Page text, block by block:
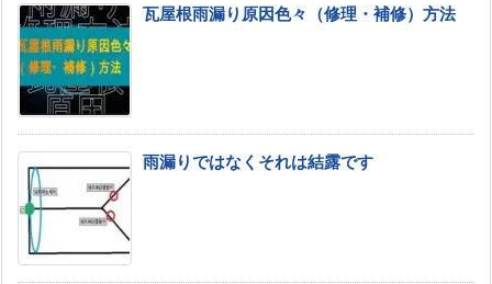
瓦屋根雨漏り原因色々（修理・補修）方法
雨漏りではなくそれは結露です